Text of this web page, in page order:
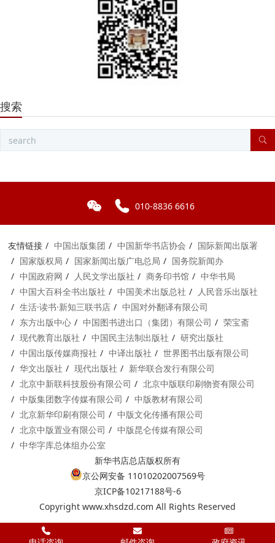
搜索
010-8836 6616
友情链接 中国出版集团 中国新华书店协会
国际新闻出版署
国家版权局
国家新闻出版广电总局
国务院新闻办
中国政府网
人民文学出版社 商务印书馆
中华书局
中国大百科全书出版社
中国美术出版总社
人民音乐出版社
生活·读书·新知三联书店
中国对外翻译有限公司
东方出版中心
中国图书进出口（集团）有限公司
荣宝斋
现代教育出版社
中国民主法制出版社
研究出版社
中国出版传媒商报社
中译出版社
世界图书出版有限公司
华文出版社
现代出版社
新华联合发行有限公司
北京中新联科技股份有限公司
北京中版联印刷物资有限公司
中版集团数字传媒有限公司
中版教材有限公司
北京新华印刷有限公司
中版文化传播有限公司
北京中版置业有限公司
中版昆仑传媒有限公司
中华字库总体组办公室
新华书店总店版权所有
京公网安备 11010202007569号
京ICP备10217188号-6
Copyright www.xhsdzd.com All Rights Reserved